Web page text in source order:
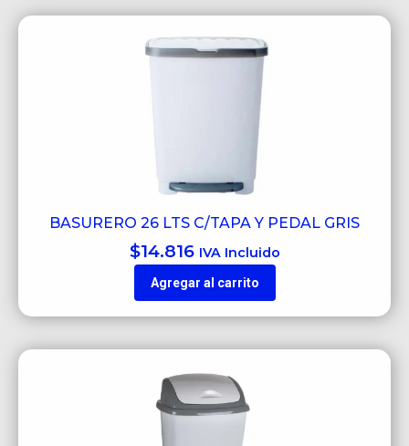
BASURERO 26 LTS C/TAPA Y PEDAL GRIS
$14.816 IVA Incluido
Agregar al carrito